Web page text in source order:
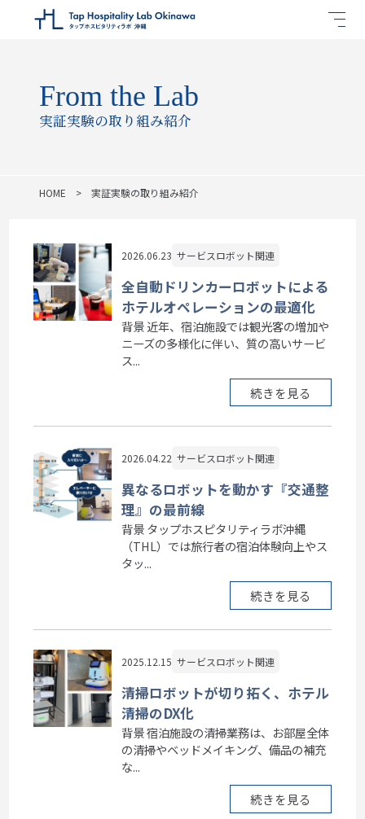
From the Lab
実証実験の取り組み紹介
HOME 実証実験の取り組み紹介
2026.06.23 サービスロボット関連
全自動ドリンカーロボットによる
ホテルオペレーションの最適化
背景 近年、宿泊施設では観光客の増加や
ニーズの多様化に伴い、質の高いサービ
ス...
続きを見る
2026.04.22 サービスロボット関連
異なるロボットを動かす『交通整
理』の最前線
背景 タップホスピタリティラボ沖縄
（THL）では旅行者の宿泊体験向上やス
タッ...
続きを見る
2025.12.15 サービスロボット関連
清掃ロボットが切り拓く、ホテル
清掃のDX化
背景 宿泊施設の清掃業務は、お部屋全体
の清掃やベッドメイキング、備品の補充
な...
続きを見る